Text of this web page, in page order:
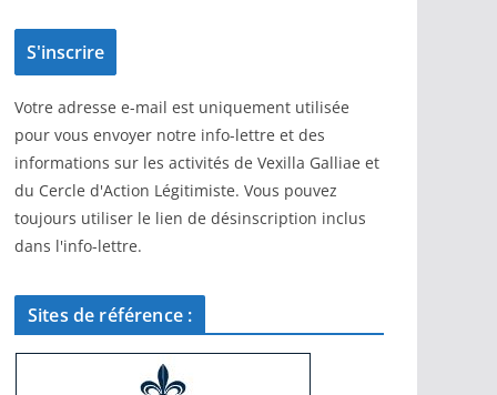
Votre adresse e-mail est uniquement utilisée
pour vous envoyer notre info-lettre et des
informations sur les activités de Vexilla Galliae et
du Cercle d'Action Légitimiste. Vous pouvez
toujours utiliser le lien de désinscription inclus
dans l'info-lettre.
Sites de référence :